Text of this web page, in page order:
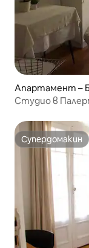
Апартамент –
Студио в
Супердомакин
Супердомакин